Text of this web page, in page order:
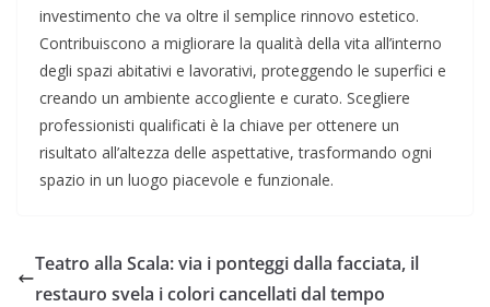
investimento che va oltre il semplice rinnovo estetico.
Contribuiscono a migliorare la qualità della vita all’interno
degli spazi abitativi e lavorativi, proteggendo le superfici e
creando un ambiente accogliente e curato. Scegliere
professionisti qualificati è la chiave per ottenere un
risultato all’altezza delle aspettative, trasformando ogni
spazio in un luogo piacevole e funzionale.
Teatro alla Scala: via i ponteggi dalla facciata, il
restauro svela i colori cancellati dal tempo